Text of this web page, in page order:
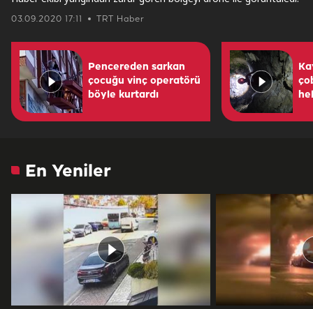
03.09.2020 17:11 TRT Haber
Pencereden sarkan
çocuğu vinç operatörü
böyle kurtardı
En Yeniler